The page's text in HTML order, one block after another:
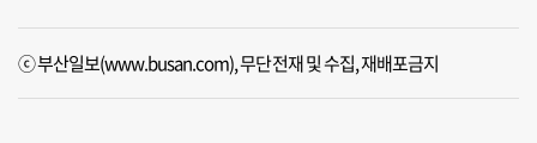
ⓒ 부산일보(www.busan.com), 무단전재 및 수집, 재배포금지